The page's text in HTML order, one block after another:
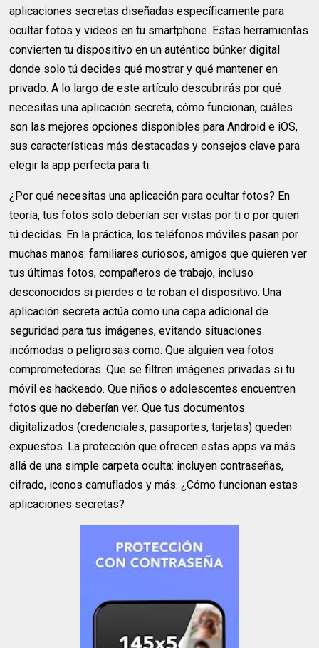
aplicaciones secretas diseñadas específicamente para
ocultar fotos y videos en tu smartphone. Estas herramientas
convierten tu dispositivo en un auténtico búnker digital
donde solo tú decides qué mostrar y qué mantener en
privado. A lo largo de este artículo descubrirás por qué
necesitas una aplicación secreta, cómo funcionan, cuáles
son las mejores opciones disponibles para Android e iOS,
sus características más destacadas y consejos clave para
elegir la app perfecta para ti.
¿Por qué necesitas una aplicación para ocultar fotos? En
teoría, tus fotos solo deberían ser vistas por ti o por quien
tú decidas. En la práctica, los teléfonos móviles pasan por
muchas manos: familiares curiosos, amigos que quieren ver
tus últimas fotos, compañeros de trabajo, incluso
desconocidos si pierdes o te roban el dispositivo. Una
aplicación secreta actúa como una capa adicional de
seguridad para tus imágenes, evitando situaciones
incómodas o peligrosas como: Que alguien vea fotos
comprometedoras. Que se filtren imágenes privadas si tu
móvil es hackeado. Que niños o adolescentes encuentren
fotos que no deberían ver. Que tus documentos
digitalizados (credenciales, pasaportes, tarjetas) queden
expuestos. La protección que ofrecen estas apps va más
allá de una simple carpeta oculta: incluyen contraseñas,
cifrado, iconos camuflados y más. ¿Cómo funcionan estas
aplicaciones secretas?